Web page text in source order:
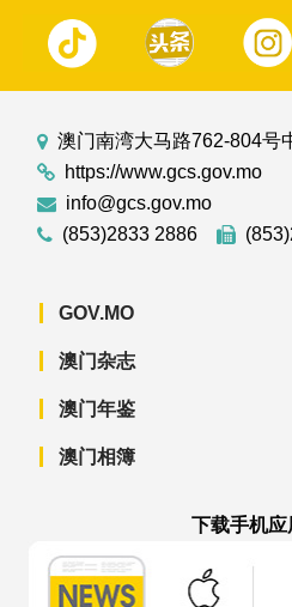
澳门南湾大马路762-804号
https://www.gcs.gov.mo
info@gcs.gov.mo
(853)2833 2886
GOV.MO
澳门杂志
澳门年鉴
澳门相簿
下载手机应